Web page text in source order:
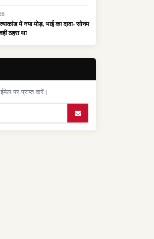
में नया मोड़, भाई का दावा- सोनम
ठहरा था
पर प्राप्त करें।